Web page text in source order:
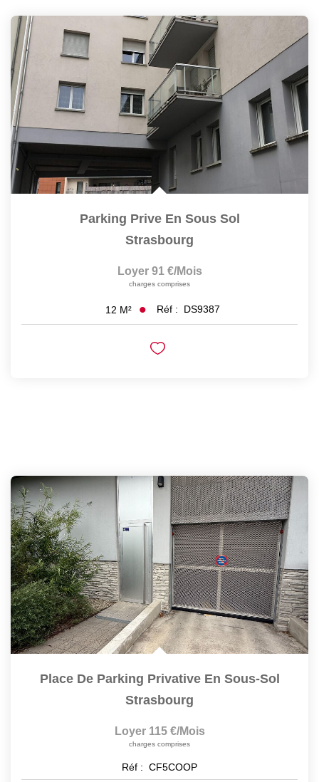
Parking Prive En Sous Sol
Strasbourg
Loyer 91 €/mois
charges comprises
12 M² Réf : DS9387
Place De Parking Privative En Sous-Sol
Strasbourg
Loyer 115 €/mois
charges comprises
Réf : CF5COOP